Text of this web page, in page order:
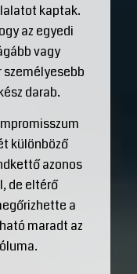
kaptak.
az egyedi
vagy
darab.
különböző
azonos
de eltérő
a
maradt az